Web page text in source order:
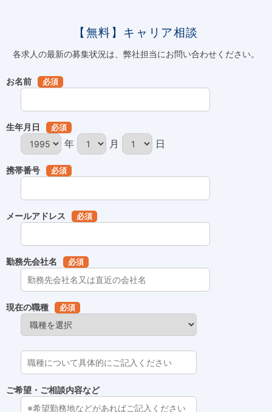
【無料】キャリア相談
各求人の最新の募集状況は、弊社担当にお問い合わせください。
お名前 必須
生年月日 必須
年 月 日
携帯番号 必須
メールアドレス 必須
勤務先会社名 必須
現在の職種 必須
ご希望・ご相談内容など